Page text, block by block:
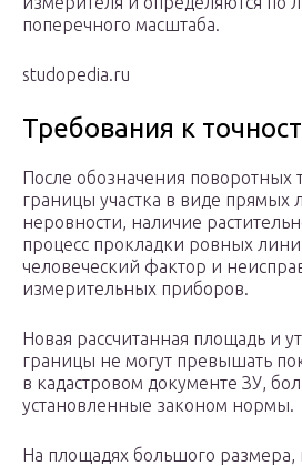
поперечного масштаба.
studopedia.ru
Требования к
После обозначения поворотных
границы участка в виде
неровности, наличие
процесс прокладки ровных
человеческий фактор и
измерительных приборов.
Новая рассчитанная площадь и
границы не могут превышать
в кадастровом документе ЗУ,
установленные законом нормы.
На площадях большого